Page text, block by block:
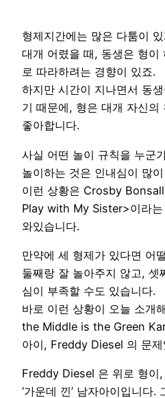
형제지간에는 많은 다툼이
대개 어렸을 때, 동생은 형이
로 따라하려는 경향이 있죠.
하지만 시간이 지나면서 동
기 때문에, 형은 대개 자신의
좋아합니다.
사실 어떤 놀이 규칙을 누군
놀이하는 것은 인내심이 많
이런 상황은 Crosby
Play with My Sister>이라는
와있습니다.
만약에 세 형제가 있다면 어
둘째랑 잘 놀아주지 않고, 셋
심이 부족할 수도 있습니다.
바로 이런 상황이 오늘 소개
the Middle is the Green
아이, Freddy Diesel 의 문제
Freddy Diesel 은 위로 형이
‘가운데 낀’ 남자아이입니다.